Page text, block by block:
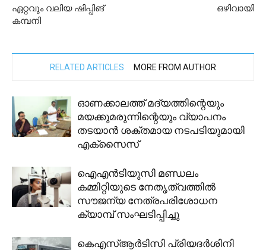
ഏറ്റവും വലിയ ഷിപ്പിങ്
കമ്പനി
ഒഴിവായി
RELATED ARTICLES MORE FROM AUTHOR
ഓണക്കാലത്ത് മദ്യത്തിന്റെയും
മയക്കുമരുന്നിന്റെയും വ്യാപനം
തടയാൻ ശക്തമായ നടപടിയുമായി
എക്സൈസ്
ഐഎൻടിയുസി മണ്ഡലം
കമ്മിറ്റിയുടെ നേതൃത്വത്തിൽ
സൗജന്യ നേത്രപരിശോധന
ക്യാമ്പ് സംഘടിപ്പിച്ചു
കെഎസ്ആർടിസി പ്രിയദർശിനി